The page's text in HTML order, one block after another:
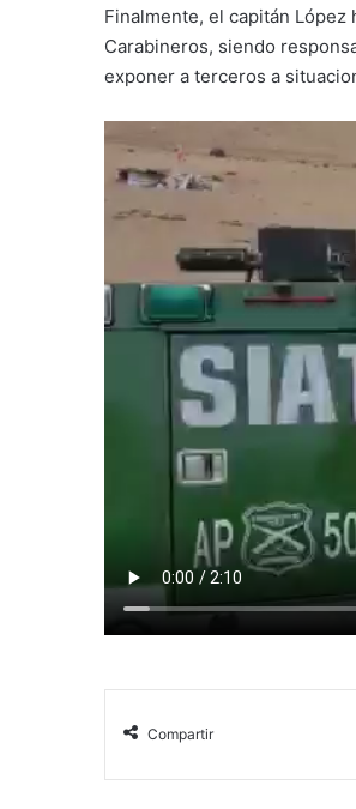
Finalmente, el capitán
Carabineros, siendo
exponer a terceros a
Compartir